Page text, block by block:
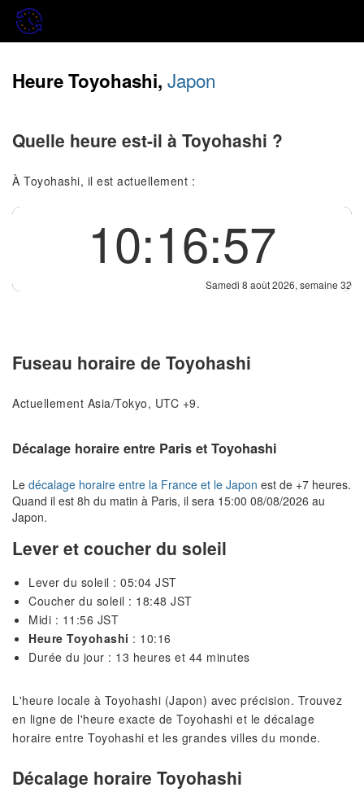
Heure Toyohashi, Japon
Quelle heure est-il à Toyohashi ?
À Toyohashi, il est actuellement :
10:16:57
Samedi 8 août 2026, semaine 32
Fuseau horaire de Toyohashi
Actuellement Asia/Tokyo, UTC +9.
Décalage horaire entre Paris et Toyohashi
Le décalage horaire entre la France et le Japon est de +7 heures.
Quand il est 8h du matin à Paris, il sera 15:00 08/08/2026 au
Japon.
Lever et coucher du soleil
Lever du soleil : 05:04 JST
Coucher du soleil : 18:48 JST
Midi : 11:56 JST
Heure Toyohashi : 10:16
Durée du jour : 13 heures et 44 minutes
L'heure locale à Toyohashi (Japon) avec précision. Trouvez
en ligne de l'heure exacte de Toyohashi et le décalage
horaire entre Toyohashi et les grandes villes du monde.
Décalage horaire Toyohashi